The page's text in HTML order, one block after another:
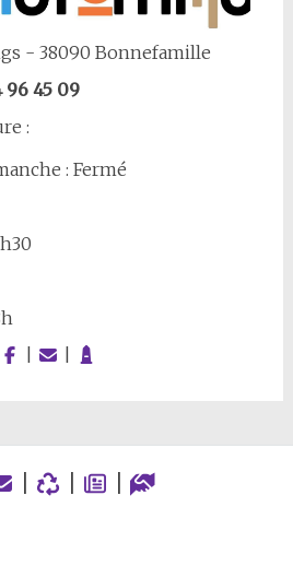
- 38090 Bonnefamille
96 45 09
:
: Fermé